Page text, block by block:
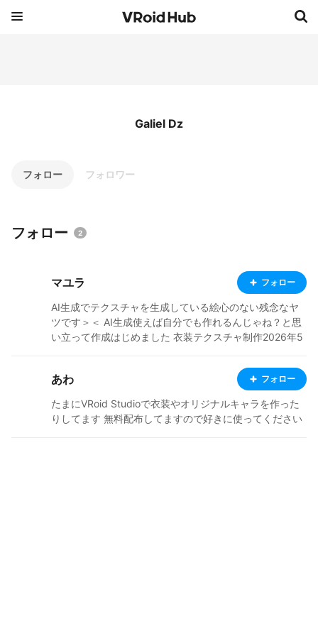
Galiel Dz
フォロー フォロワー
フォロー 2
マユラ フォロー
AI生成でテクスチャを生成している絵心のない残念なヤ
ツです＞＜ AI生成使えば自分でも作れるんじゃね？と思
い立って作成はじめました 衣装テクスチャ制作2026年5
pp_launch=false 独自ですが生成AIによるテクスチャ作
成をnoteに纏めました、生成AIに興味ある方は拝見して
ください https://note.com/mayura_ai/n/n33ff1143a50f
あわ フォロー
たまにVRoid Studioで衣装やオリジナルキャラを作った
りしてます 無料配布してますので好きに使ってください